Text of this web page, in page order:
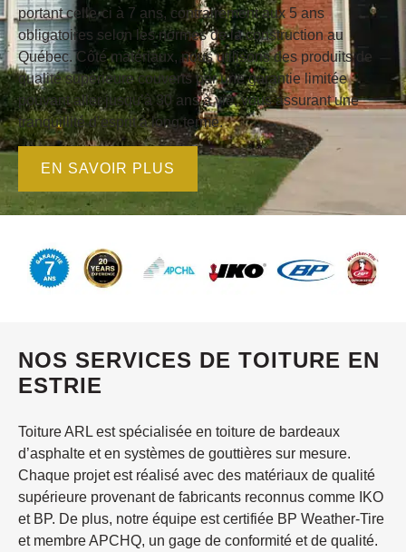
portant celle-ci à 7 ans, contrairement aux 5 ans
obligatoires selon les normes de la construction au
Québec. Côté matériaux, nous utilisons des produits de
qualité supérieure couverts par unegarantie limitée
pouvant aller jusqu’à 30 ans à vie, vous assurant une
tranquillité d’esprit à long terme.
EN SAVOIR PLUS
NOS SERVICES DE TOITURE EN
ESTRIE
Toiture ARL est spécialisée en toiture de bardeaux
d’asphalte et en systèmes de gouttières sur mesure.
Chaque projet est réalisé avec des matériaux de qualité
supérieure provenant de fabricants reconnus comme IKO
et BP. De plus, notre équipe est certifiée BP Weather-Tire
et membre APCHQ, un gage de conformité et de qualité.